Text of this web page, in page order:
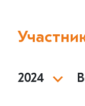
2024